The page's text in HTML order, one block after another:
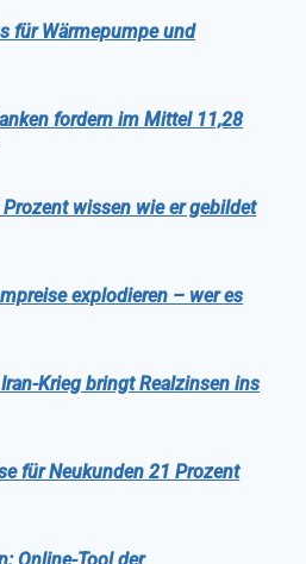
für Wärmepumpe und
fordern im Mittel 11,28
wissen wie er gebildet
explodieren – wer es
Krieg bringt Realzinsen ins
für Neukunden 21 Prozent